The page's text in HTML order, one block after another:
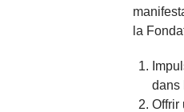
la
dans
Offrir